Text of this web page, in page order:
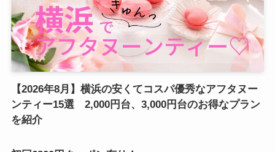
【2026年8月】横浜の安くてコスパ優秀なアフタヌー
ンティー15選 2,000円台、3,000円台のお得なプラン
を紹介